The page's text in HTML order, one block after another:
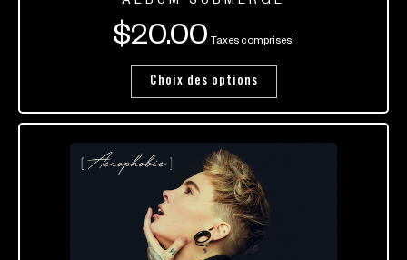
$20.00 Taxes comprises!
Choix des options